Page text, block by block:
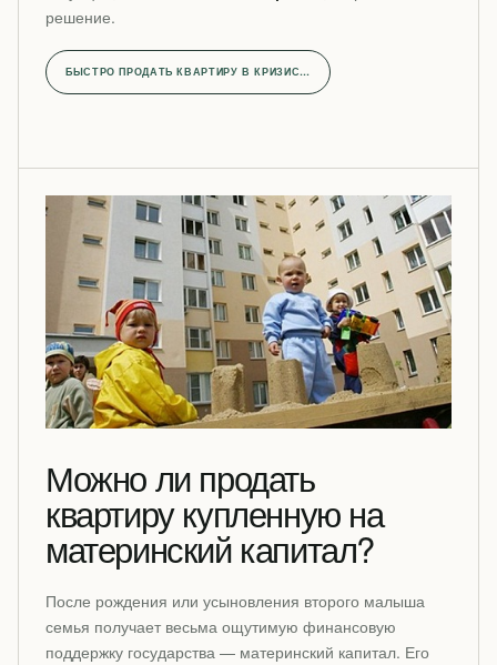
решение.
БЫСТРО ПРОДАТЬ КВАРТИРУ В КРИЗИС…
Можно ли продать
квартиру купленную на
материнский капитал?
После рождения или усыновления второго малыша
семья получает весьма ощутимую финансовую
поддержку государства — материнский капитал. Его